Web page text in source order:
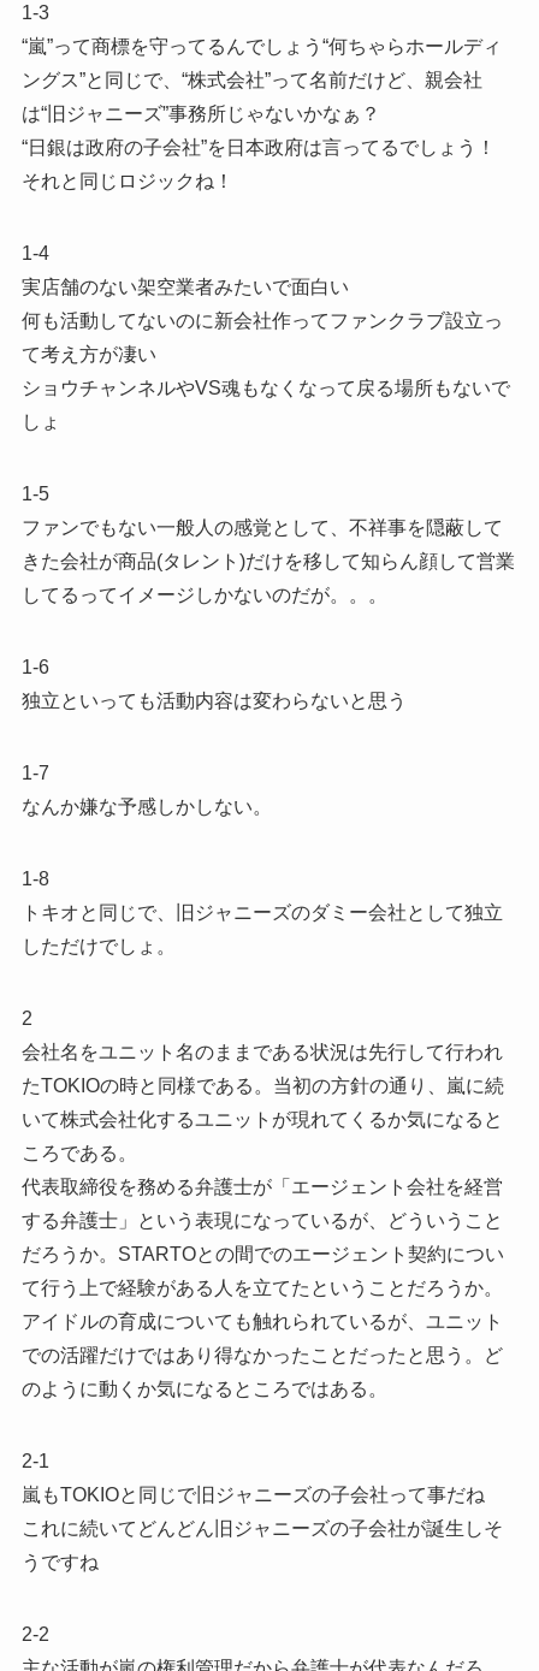
1-3
“嵐”って商標を守ってるんでしょう“何ちゃらホールディ
ングス”と同じで、“株式会社”って名前だけど、親会社
は“旧ジャニーズ”事務所じゃないかなぁ？
“日銀は政府の子会社”を日本政府は言ってるでしょう！
それと同じロジックね！
1-4
実店舗のない架空業者みたいで面白い
何も活動してないのに新会社作ってファンクラブ設立っ
て考え方が凄い
ショウチャンネルやVS魂もなくなって戻る場所もないで
しょ
1-5
ファンでもない一般人の感覚として、不祥事を隠蔽して
きた会社が商品(タレント)だけを移して知らん顔して営業
してるってイメージしかないのだが。。。
1-6
独立といっても活動内容は変わらないと思う
1-7
なんか嫌な予感しかしない。
1-8
トキオと同じで、旧ジャニーズのダミー会社として独立
しただけでしょ。
2
会社名をユニット名のままである状況は先行して行われ
たTOKIOの時と同様である。当初の方針の通り、嵐に続
いて株式会社化するユニットが現れてくるか気になると
ころである。
代表取締役を務める弁護士が「エージェント会社を経営
する弁護士」という表現になっているが、どういうこと
だろうか。STARTOとの間でのエージェント契約につい
て行う上で経験がある人を立てたということだろうか。
アイドルの育成についても触れられているが、ユニット
での活躍だけではあり得なかったことだったと思う。ど
のように動くか気になるところではある。
2-1
嵐もTOKIOと同じで旧ジャニーズの子会社って事だね
これに続いてどんどん旧ジャニーズの子会社が誕生しそ
うですね
2-2